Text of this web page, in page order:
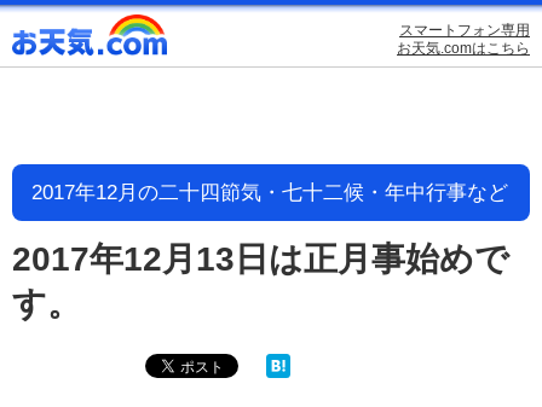
スマートフォン専用
お天気.comはこちら
2017年12月の二十四節気・七十二候・年中行事など
2017年12月13日は正月事始めで
す。